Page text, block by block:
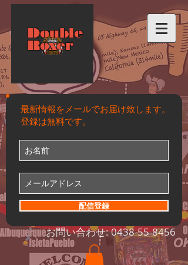
Double
Roxer
お問い合わせ:0438-55-8456
最新情報をメールでお届け致します。
登録は無料です。
配信登録